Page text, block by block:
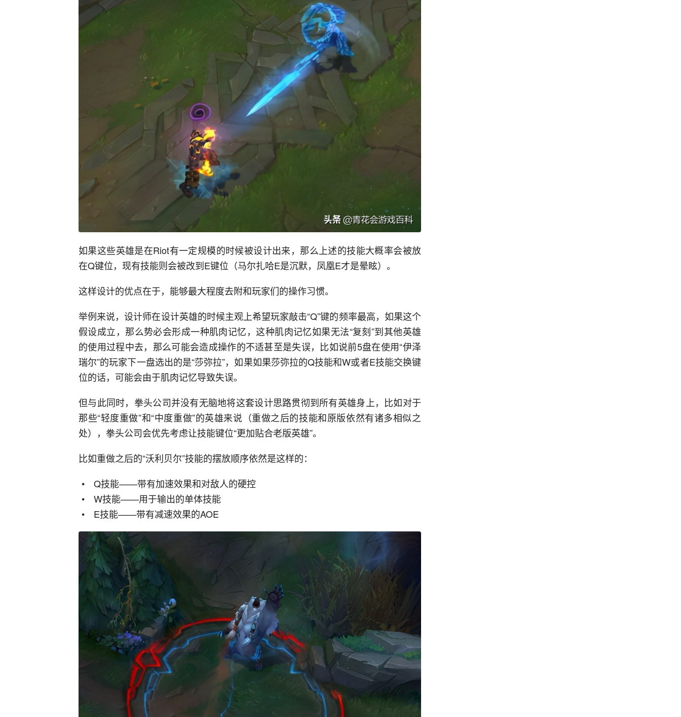
如果这些英雄是在Riot有一定规模的时候被设计出来，那么上述的技能大概率会被放
在Q键位，现有技能则会被改到E键位（马尔扎哈E是沉默，凤凰E才是晕眩）。
这样设计的优点在于，能够最大程度去附和玩家们的操作习惯。
举例来说，设计师在设计英雄的时候主观上希望玩家敲击“Q”键的频率最高，如果这个
假设成立，那么势必会形成一种肌肉记忆，这种肌肉记忆如果无法“复刻”到其他英雄
的使用过程中去，那么可能会造成操作的不适甚至是失误，比如说前5盘在使用“伊泽
瑞尔”的玩家下一盘选出的是“莎弥拉”，如果如果莎弥拉的Q技能和W或者E技能交换键
位的话，可能会由于肌肉记忆导致失误。
但与此同时，拳头公司并没有无脑地将这套设计思路贯彻到所有英雄身上，比如对于
那些“轻度重做”和“中度重做”的英雄来说（重做之后的技能和原版依然有诸多相似之
处），拳头公司会优先考虑让技能键位“更加贴合老版英雄”。
比如重做之后的“沃利贝尔”技能的摆放顺序依然是这样的：
Q技能——带有加速效果和对敌人的硬控
W技能——用于输出的单体技能
E技能——带有减速效果的AOE